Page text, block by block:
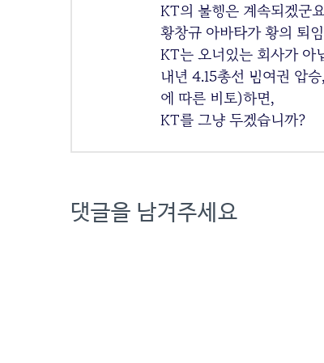
KT의 불행은 계속되겠군
황창규 아바타가 황의 퇴
KT는 오너있는 회사가 아
내년 4.15총선 범여권 압
에 따른 비토)하면,
KT를 그냥 두겠습니까?
댓글을 남겨주세요